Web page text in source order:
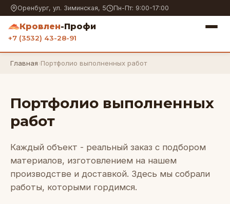
Оренбург, ул. Зиминская, 5 Пн-Пт: 9:00-17:00
Кровлен-Профи
+7 (3532) 43-28-91
Главная›Портфолио выполненных работ
Портфолио выполненных
работ
Каждый объект - реальный заказ с подбором
материалов, изготовлением на нашем
производстве и доставкой. Здесь мы собрали
работы, которыми гордимся.